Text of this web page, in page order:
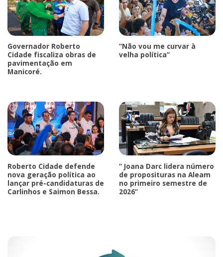
Governador Roberto
Cidade fiscaliza obras de
pavimentação em
Manicoré.
“Não vou me curvar à
velha política”
Roberto Cidade defende
nova geração política ao
lançar pré-candidaturas de
Carlinhos e Saimon Bessa.
“ Joana Darc lidera número
de proposituras na Aleam
no primeiro semestre de
2026”